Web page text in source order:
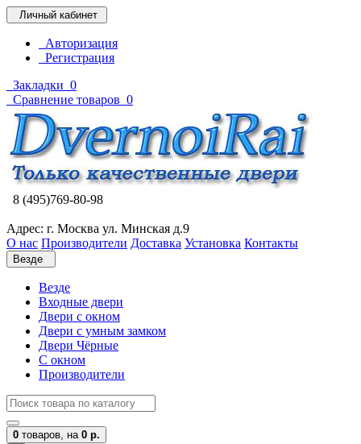
Личный кабинет
Авторизация
Регистрация
Закладки 0
Сравнение товаров 0
8 (495)769-80-98
Адрес: г. Москва ул. Минская д.9
О нас Производители Доставка Установка Контакты
Везде
Везде
Входные двери
Двери с окном
Двери с умным замком
Двери Чёрные
C окном
Производители
0 товаров, на 0 р.